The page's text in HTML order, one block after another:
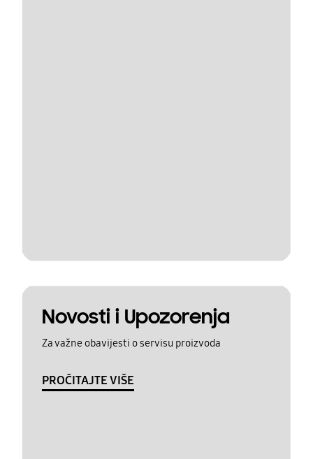
Novosti i Upozorenja
Za važne obavijesti o servisu proizvoda
PROČITAJTE VIŠE